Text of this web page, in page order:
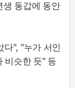
생 동갑에 동안
다", "누가 서인
비슷한 듯" 등